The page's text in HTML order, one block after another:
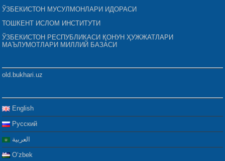
ЎЗБЕКИСТОН МУСУЛМОНЛАРИ ИДОРАСИ
ТОШКЕНТ ИСЛОМ ИНСТИТУТИ
ЎЗБЕКИСТОН РЕСПУБЛИКАСИ ҚОНУН ҲУЖЖАТЛАРИ
МАЪЛУМОТЛАРИ МИЛЛИЙ БАЗАСИ
old.bukhari.uz
English
Русский
العربية
Oʻzbek